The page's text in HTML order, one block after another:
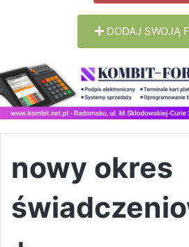
DODAJ SWOJĄ
nowy okres